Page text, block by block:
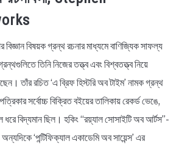
বিজ্ঞান বিষয়ক গ্রন্থ রচনার মাধ্যমে বাণিজ্যিক সাফল্য
তিনি নিজের তত্ত্ব এবং বিশ্বতত্ত্ব নিয়ে
তাঁর রচিত ‘এ ব্রিফ হিস্টরি অব টাইম’ নামক গ্রন্থ
সর্বোচ্চ বিক্রিত বইয়ের তালিকায় রেকর্ড ভেঙে,
বিদ্যমান ছিল। হকিং “রয়্যাল সোসাইটি অব আর্টস”-
‘পন্টিফিক্যাল একাডেমি অব সায়েন্স’ এর